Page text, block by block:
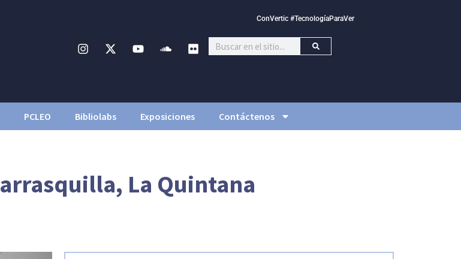
ConVertic #TecnologíaParaVer
PCLEO Bibliolabs Exposiciones Contáctenos
La Quintana